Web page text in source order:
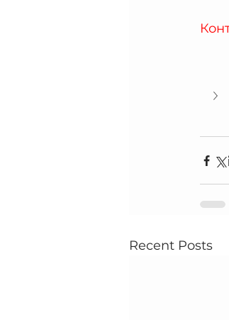
Recent Posts